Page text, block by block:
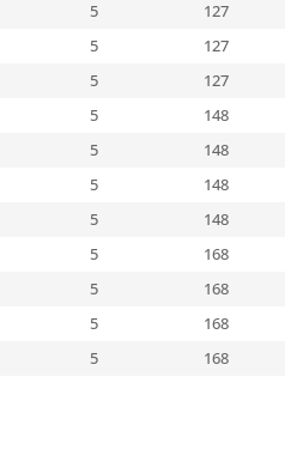
5 127
5 127
5 127
5 148
5 148
5 148
5 148
5 168
5 168
5 168
5 168